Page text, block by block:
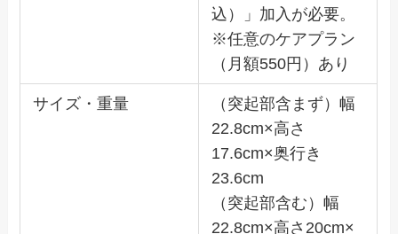
込）」加入が必要。
※任意のケアプラン
（月額550円）あり
サイズ・重量
（突起部含まず）幅
22.8cm×高さ
17.6cm×奥行き
23.6cm
（突起部含む）幅
22.8cm×高さ20cm×